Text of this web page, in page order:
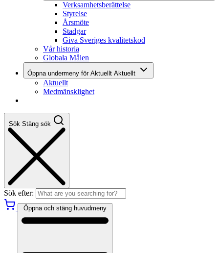
Verksamhetsberättelse
Styrelse
Årsmöte
Stadgar
Giva Sveriges kvalitetskod
Vår historia
Globala Målen
Öppna undermeny för Aktuellt Aktuellt
Aktuellt
Medmänsklighet
Sök Stäng sök
Sök efter:
Öppna och stäng huvudmeny